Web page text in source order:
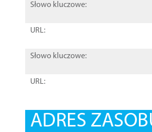
Słowo kluczowe:
URL:
Słowo kluczowe:
URL:
ADRES